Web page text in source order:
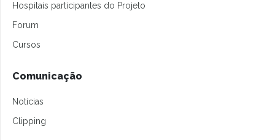
Hospitais participantes do Projeto
Forum
Cursos
Comunicação
Notícias
Clipping